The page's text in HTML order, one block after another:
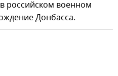
российском военном
Донбасса.